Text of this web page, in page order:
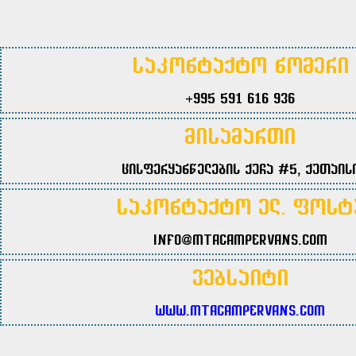
საკონტაქტო ნომერი
+995 591 616 936
მისამართი
ცისფერყანწელების ქუჩა #5,
საკონტაქტო ელ.
info@mtacampervans.com
ვებსაიტი
www.mtacampervans.com